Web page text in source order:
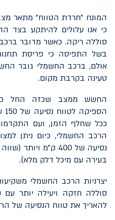
המונח "חרדת הטווח" מתאר
כי אנו עלולים להיתקע בצד
סוללה ריקה. כאשר מדובר
בשל התפיסה כי פריסת
אולם, ברכב החשמלי גובר
טעינה בקרבת מקום.
החשש ממצב שכזה החל
ככל שחלף הזמן, ועם
הרכב החשמלי, כיום ניתן
נסיעה של 400 ק"מ
בעירה עם מיכל דלק מלא).
יצרניות הרכב החשמלי
סוללה חזקה ויעילה יותר
להאריך את טווח הנסיעה של